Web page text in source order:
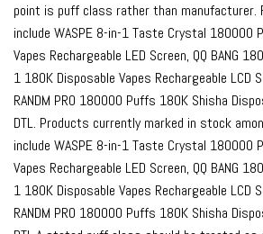
point is puff class rather than manufacturer.
include WASPE 8-in-1 Taste Crystal 180000
Vapes Rechargeable LED Screen, QQ BANG
1 180K Disposable Vapes Rechargeable LCD
RANDM PRO 180000 Puffs 180K Shisha
DTL. Products currently marked in stock
include WASPE 8-in-1 Taste Crystal 180000
Vapes Rechargeable LED Screen, QQ BANG
1 180K Disposable Vapes Rechargeable LCD
RANDM PRO 180000 Puffs 180K Shisha